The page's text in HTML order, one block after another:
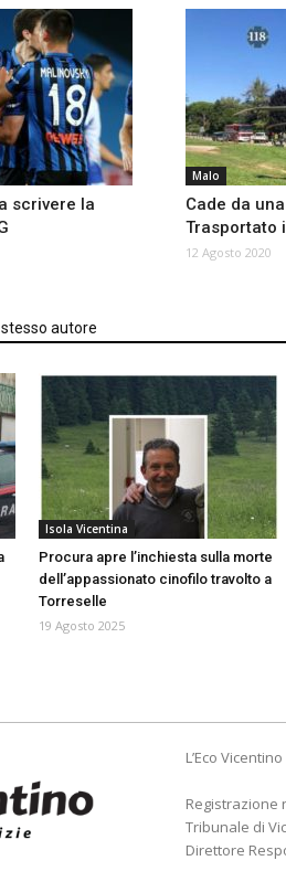
scrivere la
Malo
Cade da
Trasportato
12 Agosto 2020
stesso autore
Isola Vicentina
Procura apre l’inchiesta sulla morte
dell’appassionato cinofilo travolto a
Torreselle
19 Agosto 2025
L’Eco
Registrazione
Tribunale di
Direttore